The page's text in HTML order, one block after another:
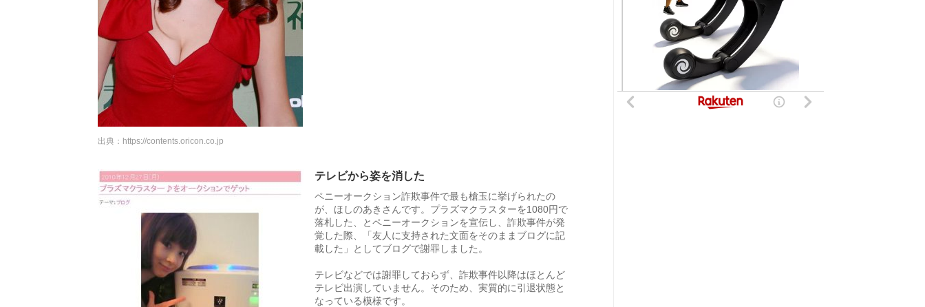
出典： https://contents.oricon.co.jp
テレビから姿を消した
ペニーオークション詐欺事件で最も槍玉に挙げられたの
が、ほしのあきさんです。プラズマクラスターを1080円で
落札した、とペニーオークションを宣伝し、詐欺事件が発
覚した際、「友人に支持された文面をそのままブログに記
載した」としてブログで謝罪しました。
テレビなどでは謝罪しておらず、詐欺事件以降はほとんど
テレビ出演していません。そのため、実質的に引退状態と
なっている模様です。